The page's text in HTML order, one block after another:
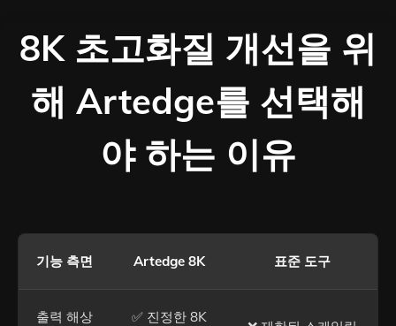
8K 초고화질 개선을 위
해 Artedge를 선택해
야 하는 이유
기능 측면 Artedge 8K 표준 도구
출력 해상
✅ 진정한 8K